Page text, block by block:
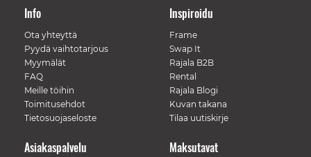
Info
Ota yhteyttä
Pyydä vaihtotarjous
Myymälät
FAQ
Meille töihin
Toimitusehdot
Tietosuojaseloste
Inspiroidu
Frame
Swap It
Rajala B2B
Rental
Rajala Blogi
Kuvan takana
Tilaa uutiskirje
Maksutavat
Asiakaspalvelu